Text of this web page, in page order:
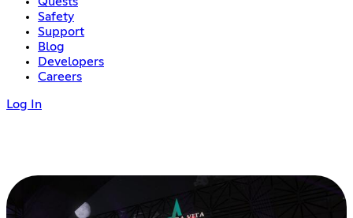
Safety
Support
Blog
Developers
Careers
Log In